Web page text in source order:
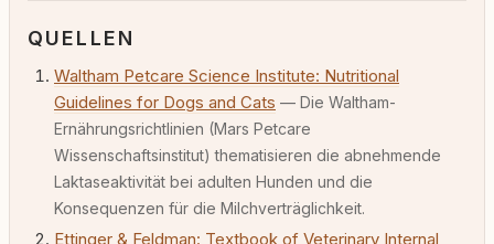
QUELLEN
Waltham Petcare Science Institute: Nutritional
Guidelines for Dogs and Cats — Die Waltham-
Ernährungsrichtlinien (Mars Petcare
Wissenschaftsinstitut) thematisieren die abnehmende
Laktaseaktivität bei adulten Hunden und die
Konsequenzen für die Milchverträglichkeit.
Ettinger & Feldman: Textbook of Veterinary Internal